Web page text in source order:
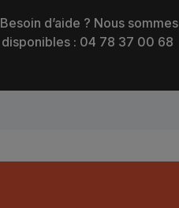
Besoin d’aide ? Nous sommes
disponibles : 04 78 37 00 68